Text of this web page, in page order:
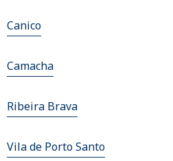
Canico
Camacha
Ribeira Brava
Vila de Porto Santo